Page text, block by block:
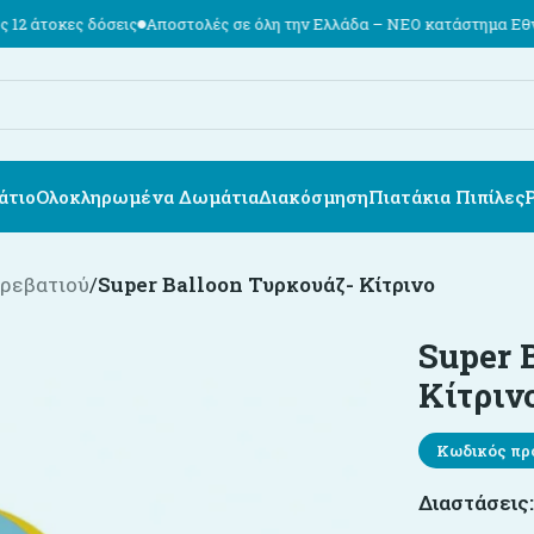
Αποστολές σε όλη την Ελλάδα – ΝΕΟ κατάστημα Εθν.
Ολοκληρωμένα ΔωμάτιαΔιακόσμησηΠιατάκια Πιπίλες
/Super Balloon Τυρκουάζ- Κίτρινο
Super
Κωδικός
Διαστάσεις: